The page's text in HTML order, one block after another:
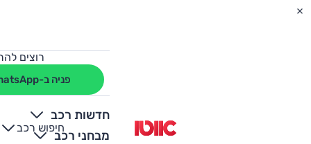
רוצים
פניה ב-WhatsApp
חדשות רכב
מבחני רכבחיפוש רכב
+
-